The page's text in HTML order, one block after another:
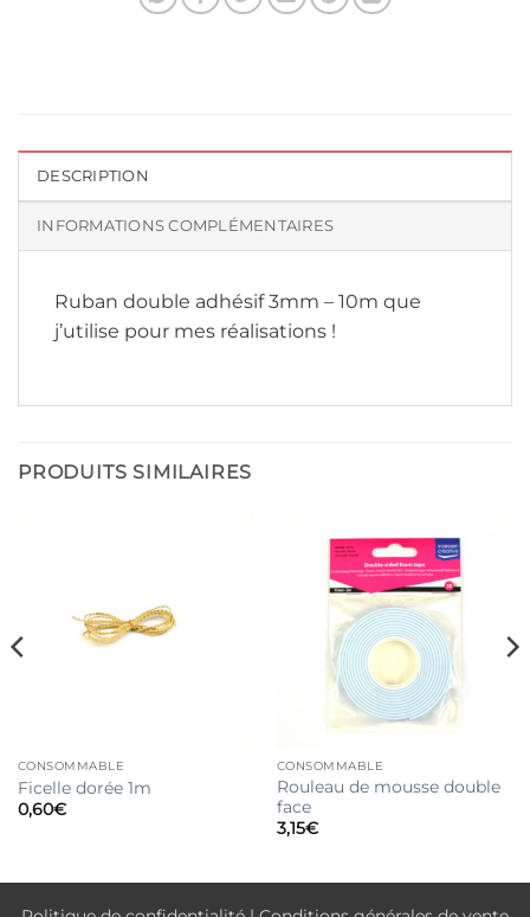
DESCRIPTION
INFORMATIONS COMPLÉMENTAIRES
Ruban double adhésif 3mm – 10m que
j’utilise pour mes réalisations !
PRODUITS SIMILAIRES
CONSOMMABLE
Ficelle dorée 1m
0,60€
CONSOMMABLE
Rouleau de mousse double
face
3,15€